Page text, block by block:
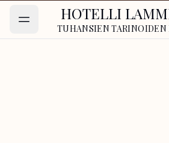
HOTELLI
TUHANSIEN TARINOIDEN